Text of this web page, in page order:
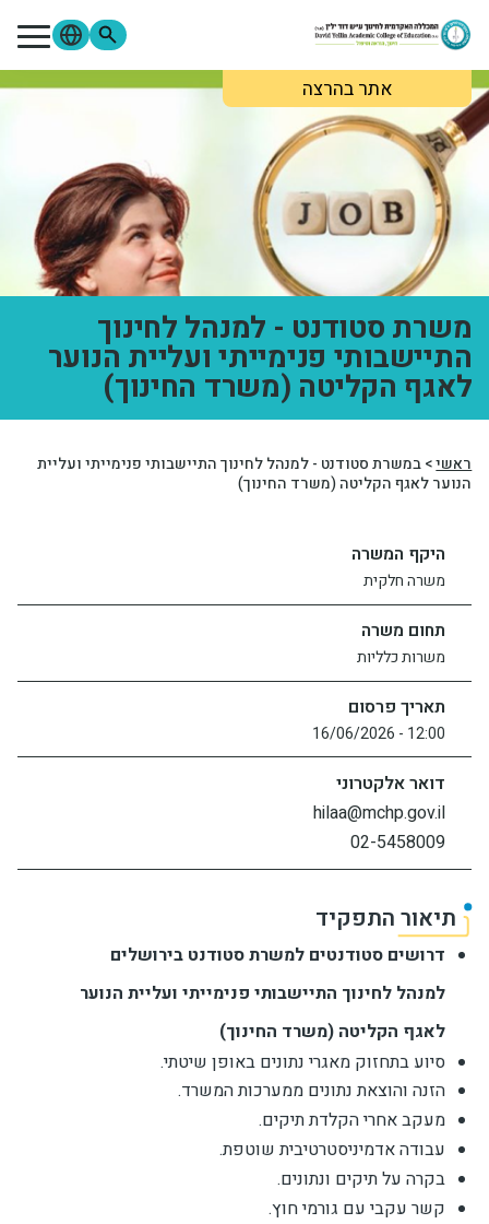
דילוג לתוכן העיקרי
אתר בהרצהמתעניינים סטודנטים
סגל
בוגרים
פורטל הסטודנטים
פורטל הסגל צור קשר
אודות המכללה
לימודים והרשמה
מידע שימושי
מחקר ופירסומים
חברה וקהילה
משרת סטודנט - למנהל לחינוך
התיישבותי פנימייתי ועליית הנוער
לאגף הקליטה (משרד החינוך)
ראשי>במשרת סטודנט - למנהל לחינוך התיישבותי פנימייתי ועליית
הנוער לאגף הקליטה (משרד החינוך)
היקף המשרה
משרה חלקית
תחום משרה
משרות כלליות
תאריך פרסום
12:00 - 16/06/2026
דואר אלקטרוני
hilaa@mchp.gov.il
02-5458009
תיאור התפקיד
דרושים סטודנטים למשרת סטודנט בירושלים
למנהל לחינוך התיישבותי פנימייתי ועליית הנוער
לאגף הקליטה (משרד החינוך)
סיוע בתחזוק מאגרי נתונים באופן שיטתי.
הזנה והוצאת נתונים ממערכות המשרד.
מעקב אחרי הקלדת תיקים.
עבודה אדמיניסטרטיבית שוטפת.
בקרה על תיקים ונתונים.
קשר עקבי עם גורמי חוץ.